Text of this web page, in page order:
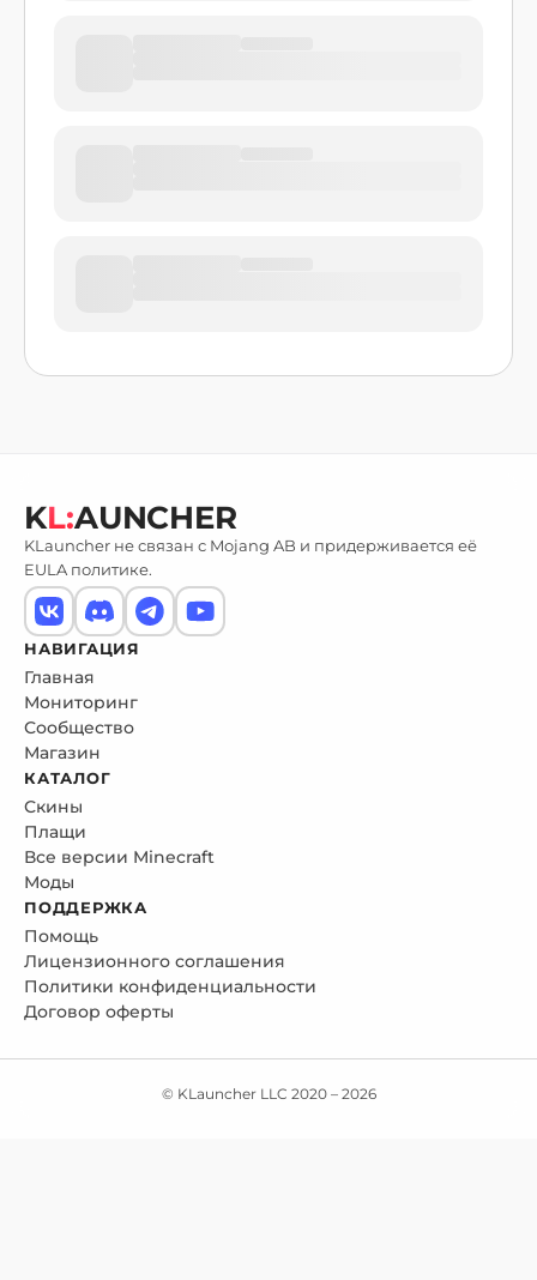
KL:AUNCHER
KLauncher не связан с Mojang AB и придерживается её
EULA политике.
НАВИГАЦИЯ
Главная
Мониторинг
Сообщество
Магазин
КАТАЛОГ
Скины
Плащи
Все версии Minecraft
Моды
ПОДДЕРЖКА
Помощь
Лицензионного соглашения
Политики конфиденциальности
Договор оферты
© KLauncher LLC 2020 – 2026